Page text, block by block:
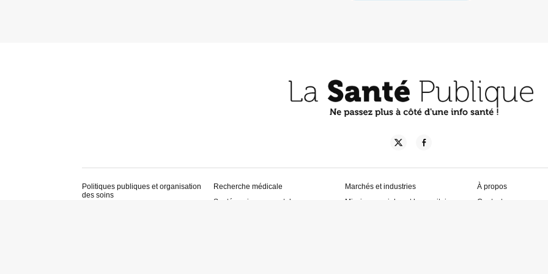
Politiques publiques et organisation
des soins
Recherche médicale
Santé environnementale
Marchés et industries
Missions sociales et humanitaires
À propos
Contact